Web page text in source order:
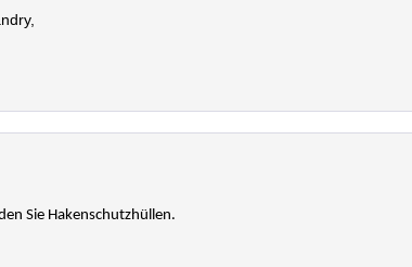
Sie Hakenschutzhüllen.